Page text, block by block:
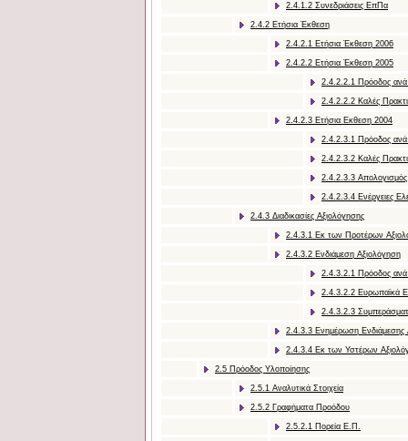
2.4.1.2 Συνεδριάσεις ΕπΠα
2.4.2 Ετήσια Έκθεση
2.4.2.1 Ετήσια Έκθεση 2006
2.4.2.2 Ετήσια Έκθεση 2005
2.4.2.2.1 Πρόοδος
2.4.2.2.2 Καλές
2.4.2.3 Ετήσια Εκθεση 2004
2.4.2.3.1 Πρόοδος
2.4.2.3.2 Καλές
2.4.2.3.3 Απολογισμός
2.4.2.3.4 Ενέργειες
2.4.3 Διαδικασίες Αξιολόγησης
2.4.3.1 Εκ των Προτέρων
2.4.3.2 Ενδιάμεση Αξιολόγηση
2.4.3.2.1 Πρόοδος
2.4.3.2.2 Ευρωπαϊκά
2.4.3.2.3
2.4.3.3 Ενημέρωση Ενδιάμεσης
2.4.3.4 Εκ των Υστέρων
2.5 Πρόοδος Υλοποίησης
2.5.1 Aναλυτικά Στοιχεία
2.5.2 Γραφήματα Προόδου
2.5.2.1 Πορεία Ε.Π.